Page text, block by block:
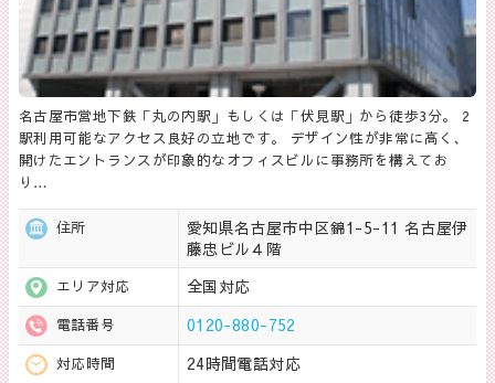
名古屋市営地下鉄「丸の内駅」もしくは「伏見駅」から徒歩3分。 2
駅利用可能なアクセス良好の立地です。 デザイン性が非常に高く、
開けたエントランスが印象的なオフィスビルに事務所を構えてお
り…
住所
愛知県名古屋市中区錦1-5-11 名古屋伊
藤忠ビル４階
エリア対応 全国対応
電話番号 0120-880-752
対応時間 24時間電話対応